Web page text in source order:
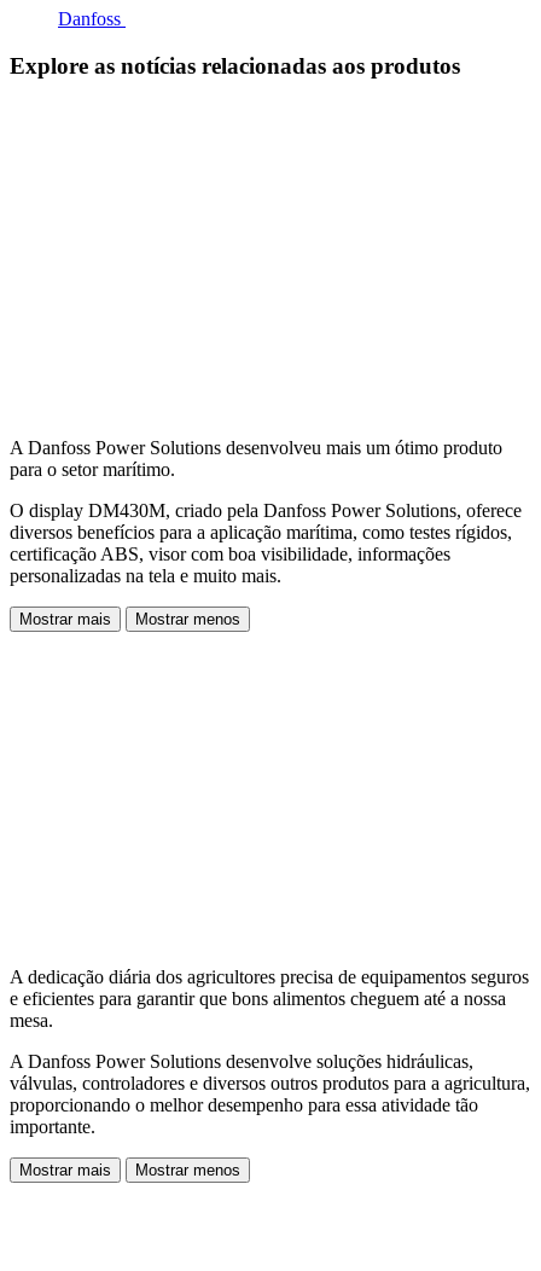
Danfoss
Explore as notícias relacionadas aos produtos
A Danfoss Power Solutions desenvolveu mais um ótimo produto
para o setor marítimo.
O display DM430M, criado pela Danfoss Power Solutions, oferece
diversos benefícios para a aplicação marítima, como testes rígidos,
certificação ABS, visor com boa visibilidade, informações
personalizadas na tela e muito mais.
Mostrar mais Mostrar menos
A dedicação diária dos agricultores precisa de equipamentos seguros
e eficientes para garantir que bons alimentos cheguem até a nossa
mesa.
A Danfoss Power Solutions desenvolve soluções hidráulicas,
válvulas, controladores e diversos outros produtos para a agricultura,
proporcionando o melhor desempenho para essa atividade tão
importante.
Mostrar mais Mostrar menos